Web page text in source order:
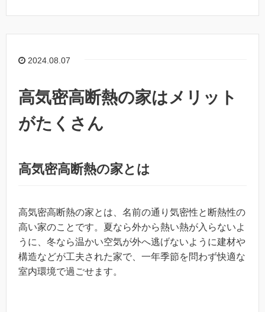
2024.08.07
高気密高断熱の家はメリット
がたくさん
高気密高断熱の家とは
高気密高断熱の家とは、名前の通り気密性と断熱性の
高い家のことです。夏なら外から熱い熱が入らないよ
うに、冬なら温かい空気が外へ逃げないように建材や
構造などが工夫された家で、一年季節を問わず快適な
室内環境で過ごせます。